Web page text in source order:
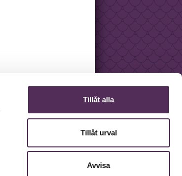
Tillåt alla
Tillåt urval
Avvisa